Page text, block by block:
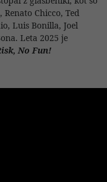
Chicco, Ted
Luis Bonilla, Joel
Leta 2025 je
No Fun!